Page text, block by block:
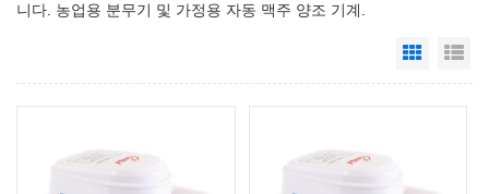
니다. 농업용 분무기 및 가정용 자동 맥주 양조 기계.
Grid